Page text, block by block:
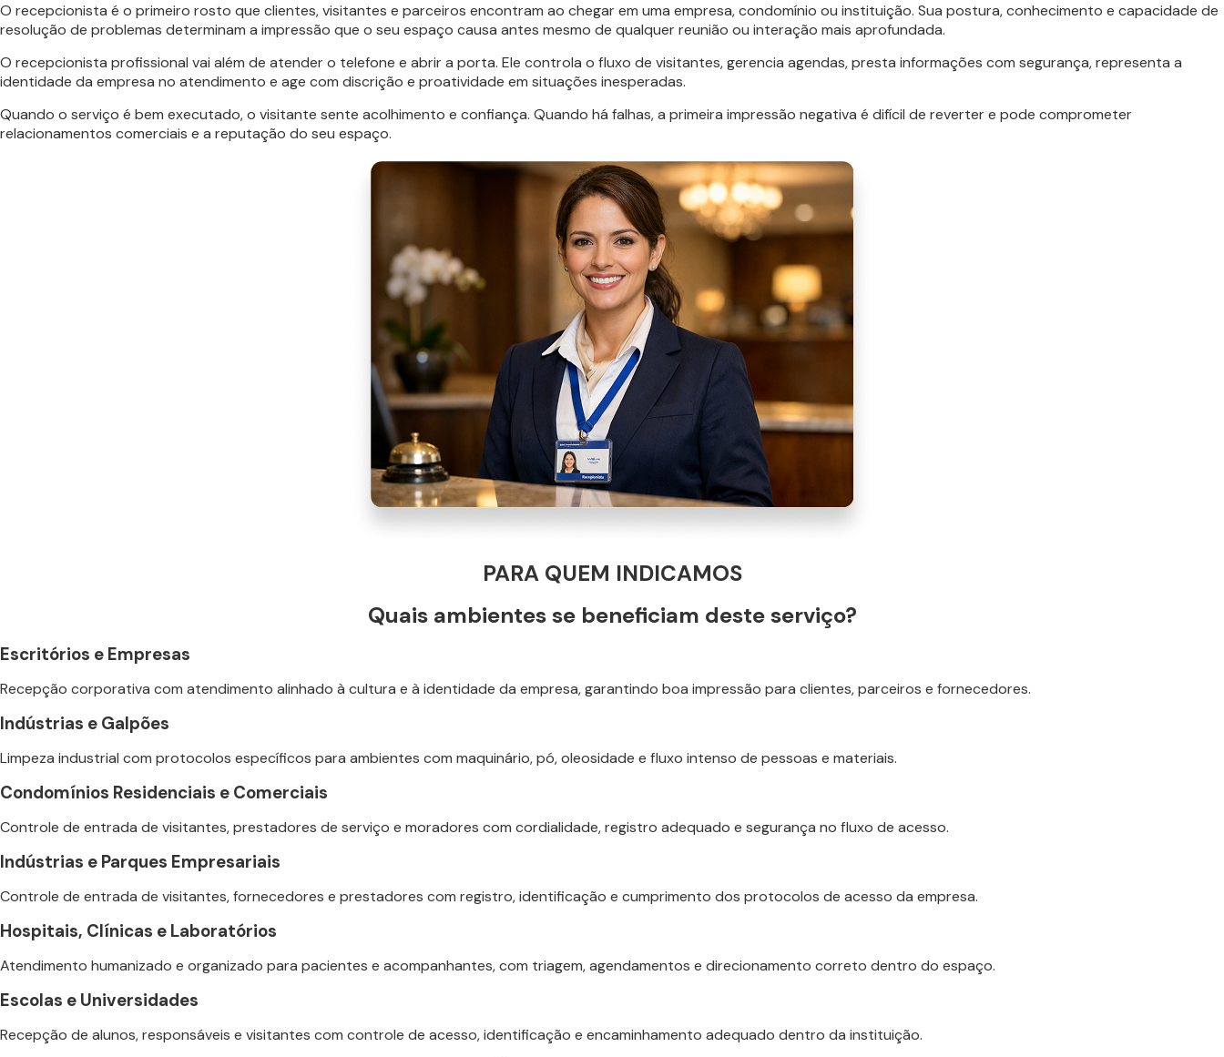
O recepcionista é o primeiro rosto que clientes, visitantes e parceiros encontram ao chegar em uma empresa, condomínio ou instituição. Sua postura, conhecimento e capacidade de
resolução de problemas determinam a impressão que o seu espaço causa antes mesmo de qualquer reunião ou interação mais aprofundada.
O recepcionista profissional vai além de atender o telefone e abrir a porta. Ele controla o fluxo de visitantes, gerencia agendas, presta informações com segurança, representa a
identidade da empresa no atendimento e age com discrição e proatividade em situações inesperadas.
Quando o serviço é bem executado, o visitante sente acolhimento e confiança. Quando há falhas, a primeira impressão negativa é difícil de reverter e pode comprometer
relacionamentos comerciais e a reputação do seu espaço.
PARA QUEM INDICAMOS
Quais ambientes se beneficiam deste serviço?
Escritórios e Empresas
Recepção corporativa com atendimento alinhado à cultura e à identidade da empresa, garantindo boa impressão para clientes, parceiros e fornecedores.
Indústrias e Galpões
Limpeza industrial com protocolos específicos para ambientes com maquinário, pó, oleosidade e fluxo intenso de pessoas e materiais.
Condomínios Residenciais e Comerciais
Controle de entrada de visitantes, prestadores de serviço e moradores com cordialidade, registro adequado e segurança no fluxo de acesso.
Indústrias e Parques Empresariais
Controle de entrada de visitantes, fornecedores e prestadores com registro, identificação e cumprimento dos protocolos de acesso da empresa.
Hospitais, Clínicas e Laboratórios
Atendimento humanizado e organizado para pacientes e acompanhantes, com triagem, agendamentos e direcionamento correto dentro do espaço.
Escolas e Universidades
Recepção de alunos, responsáveis e visitantes com controle de acesso, identificação e encaminhamento adequado dentro da instituição.